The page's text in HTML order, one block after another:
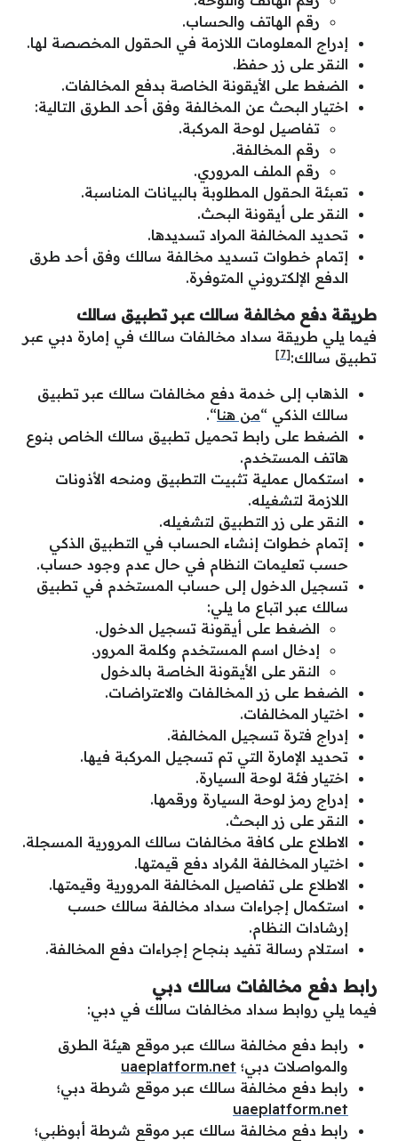
رقم الهاتف والحساب.
إدراج المعلومات اللازمة في الحقول المخصصة لها.
النقر على زر حفظ.
الضغط على الأيقونة الخاصة بدفع المخالفات.
اختيار البحث عن المخالفة وفق أحد الطرق التالية:
تفاصيل لوحة المركبة.
رقم المخالفة.
رقم الملف المروري.
تعبئة الحقول المطلوبة بالبيانات المناسبة.
النقر على أيقونة البحث.
تحديد المخالفة المراد تسديدها.
إتمام خطوات تسديد مخالفة سالك وفق أحد طرق
الدفع الإلكتروني المتوفرة.
طريقة دفع مخالفة سالك عبر تطبيق سالك
فيما يلي طريقة سداد مخالفات سالك في إمارة دبي عبر
تطبيق سالك:[7]
الذهاب إلى خدمة دفع مخالفات سالك عبر تطبيق
سالك الذكي “من هنا“.
الضغط على رابط تحميل تطبيق سالك الخاص بنوع
هاتف المستخدم.
استكمال عملية تثبيت التطبيق ومنحه الأذونات
اللازمة لتشغيله.
النقر على زر التطبيق لتشغيله.
إتمام خطوات إنشاء الحساب في التطبيق الذكي
حسب تعليمات النظام في حال عدم وجود حساب.
تسجيل الدخول إلى حساب المستخدم في تطبيق
سالك عبر اتباع ما يلي:
الضغط على أيقونة تسجيل الدخول.
إدخال اسم المستخدم وكلمة المرور.
النقر على الأيقونة الخاصة بالدخول
الضغط على زر المخالفات والاعتراضات.
اختيار المخالفات.
إدراج فترة تسجيل المخالفة.
تحديد الإمارة التي تم تسجيل المركبة فيها.
اختيار فئة لوحة السيارة.
إدراج رمز لوحة السيارة ورقمها.
النقر على زر البحث.
الاطلاع على كافة مخالفات سالك المرورية المسجلة.
اختيار المخالفة المُراد دفع قيمتها.
الاطلاع على تفاصيل المخالفة المرورية وقيمتها.
استكمال إجراءات سداد مخالفة سالك حسب
إرشادات النظام.
استلام رسالة تفيد بنجاح إجراءات دفع المخالفة.
رابط دفع مخالفات سالك دبي
فيما يلي روابط سداد مخالفات سالك في دبي:
رابط دفع مخالفة سالك عبر موقع هيئة الطرق
والمواصلات دبي؛ uaeplatform.net
رابط دفع مخالفة سالك عبر موقع شرطة دبي؛
uaeplatform.net
رابط دفع مخالفة سالك عبر موقع شرطة أبوظبي؛